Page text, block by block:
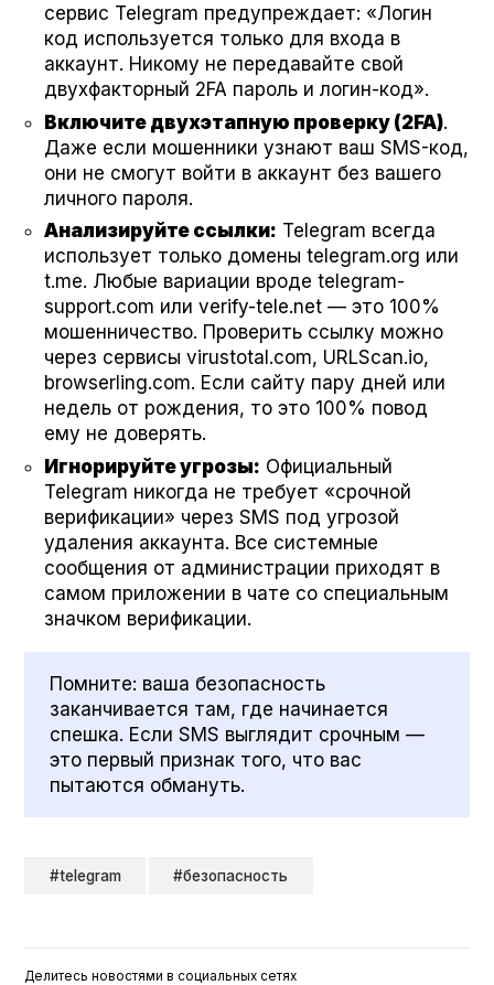
сервис Telegram предупреждает: «Логин
код используется только для входа в
аккаунт. Никому не передавайте свой
двухфакторный 2FA пароль и логин-код».
Включите двухэтапную проверку (2FA).
Даже если мошенники узнают ваш SMS-код,
они не смогут войти в аккаунт без вашего
личного пароля.
Анализируйте ссылки: Telegram всегда
использует только домены telegram.org или
t.me. Любые вариации вроде telegram-
support.com или verify-tele.net — это 100%
мошенничество. Проверить ссылку можно
через сервисы virustotal.com, URLScan.io,
browserling.com. Если сайту пару дней или
недель от рождения, то это 100% повод
ему не доверять.
Игнорируйте угрозы: Официальный
Telegram никогда не требует «срочной
верификации» через SMS под угрозой
удаления аккаунта. Все системные
сообщения от администрации приходят в
самом приложении в чате со специальным
значком верификации.
Помните: ваша безопасность
заканчивается там, где начинается
спешка. Если SMS выглядит срочным —
это первый признак того, что вас
пытаются обмануть.
#telegram #безопасность
Делитесь новостями в социальных сетях